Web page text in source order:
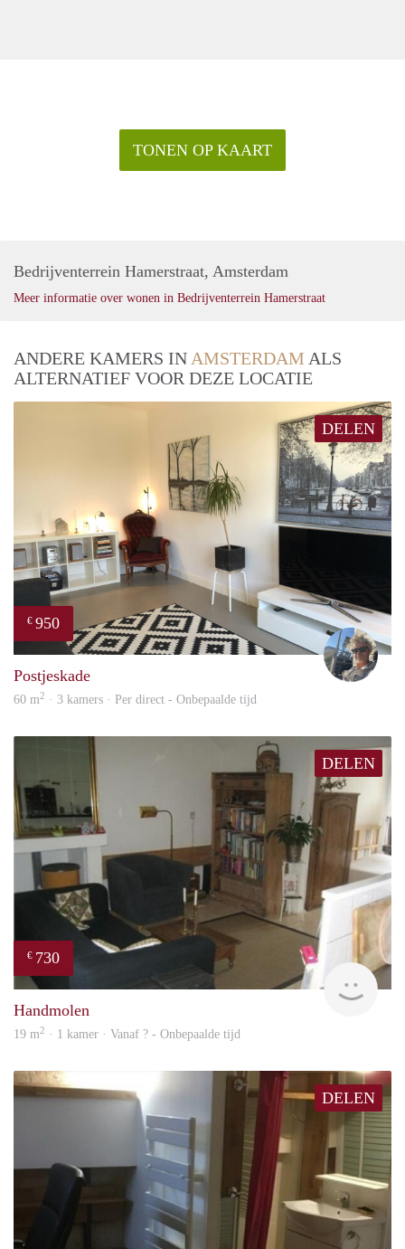
TONEN OP KAART
Bedrijventerrein Hamerstraat, Amsterdam
Meer informatie over wonen in Bedrijventerrein Hamerstraat
ANDERE KAMERS IN AMSTERDAM ALS
ALTERNATIEF VOOR DEZE LOCATIE
DELEN
€ 950
Postjeskade
60 m2 · 3 kamers · Per direct - Onbepaalde tijd
DELEN
€ 730
rent
Handmolen
19 m2 · 1 kamer · Vanaf ? - Onbepaalde tijd
DELEN